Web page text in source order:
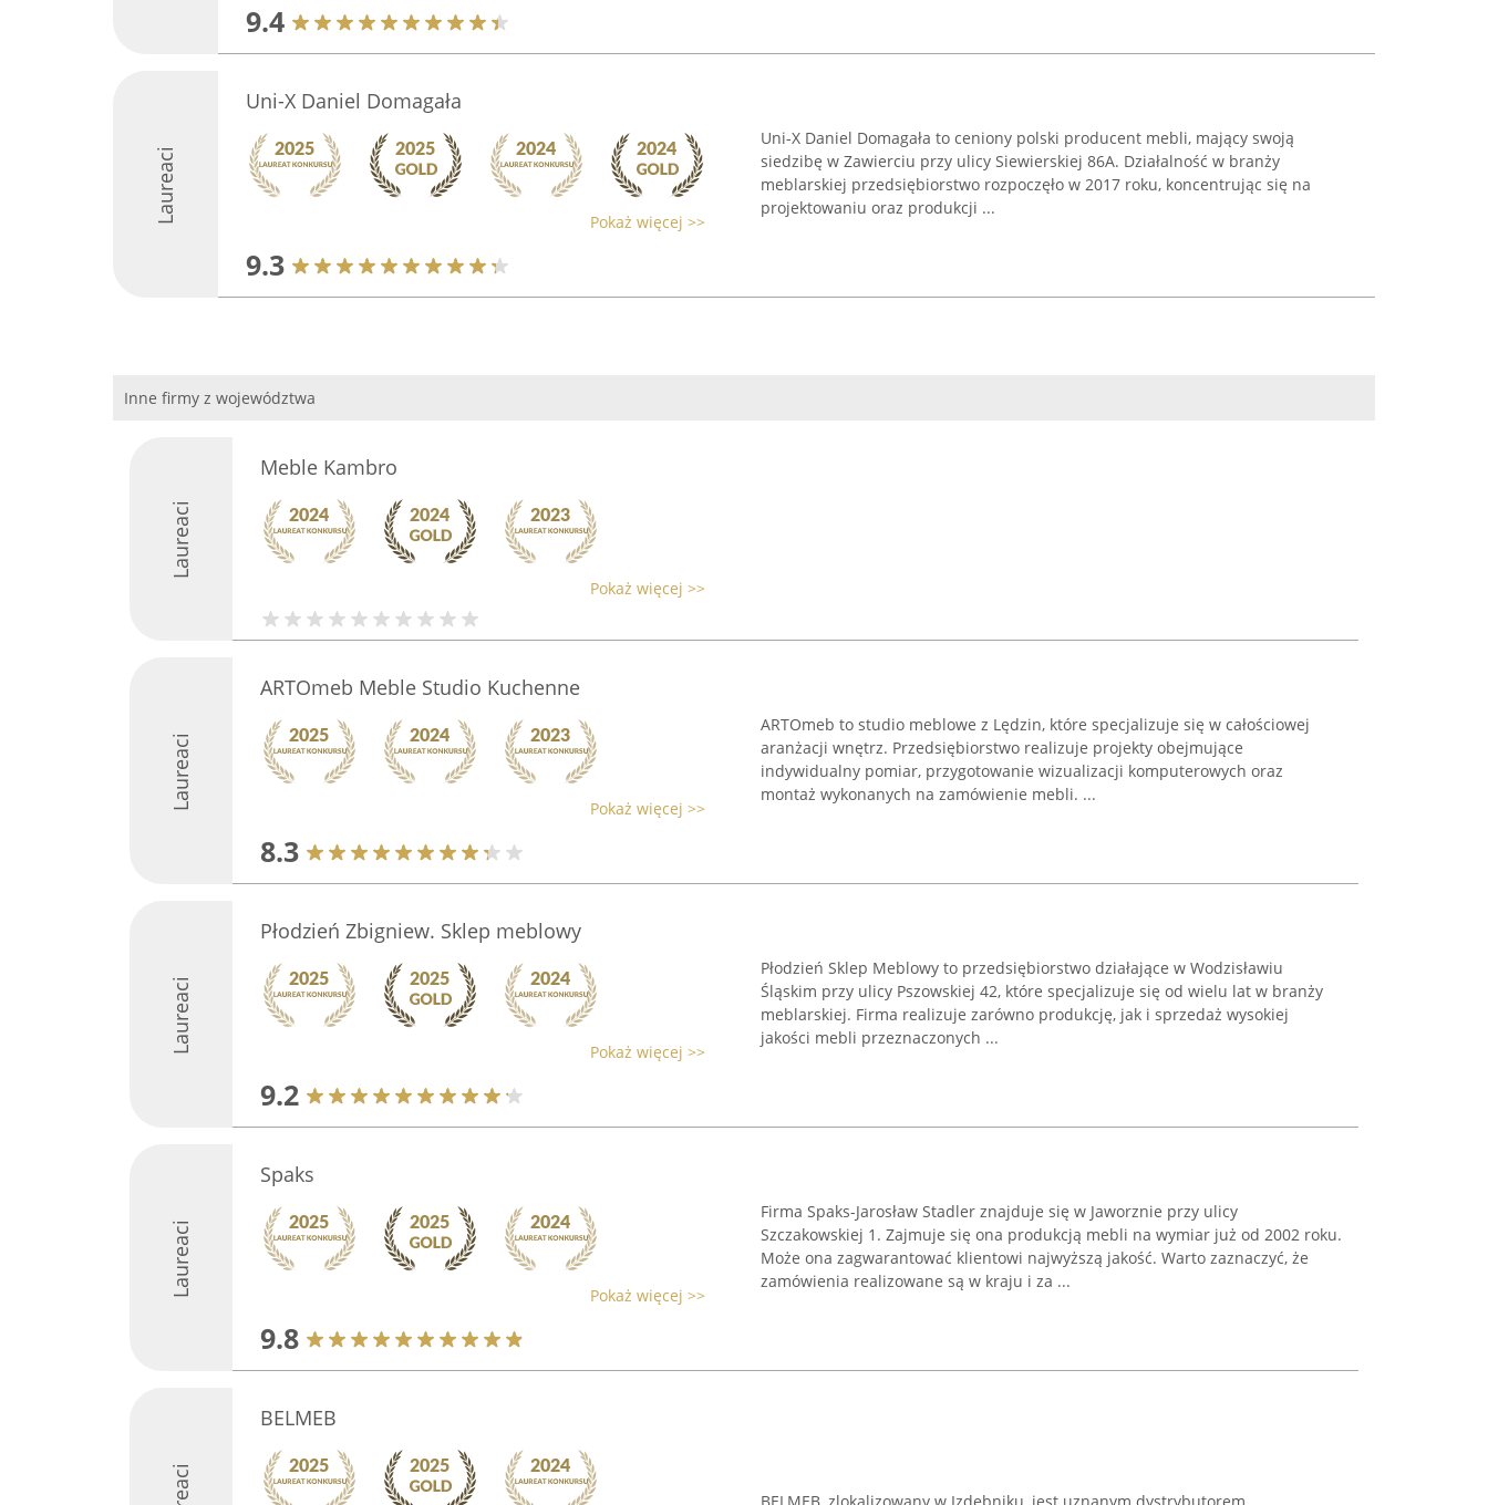
9.4
Laureaci
Uni-X Daniel Domagała
Pokaż więcej >>
9.3
Uni-X Daniel Domagała to ceniony polski producent mebli, mający swoją
siedzibę w Zawierciu przy ulicy Siewierskiej 86A. Działalność w branży
meblarskiej przedsiębiorstwo rozpoczęło w 2017 roku, koncentrując się na
projektowaniu oraz produkcji ...
Inne firmy z województwa
Laureaci
Meble Kambro
Pokaż więcej >>
Laureaci
ARTOmeb Meble Studio Kuchenne
Pokaż więcej >>
8.3
ARTOmeb to studio meblowe z Lędzin, które specjalizuje się w całościowej
aranżacji wnętrz. Przedsiębiorstwo realizuje projekty obejmujące
indywidualny pomiar, przygotowanie wizualizacji komputerowych oraz
montaż wykonanych na zamówienie mebli. ...
Laureaci
Płodzień Zbigniew. Sklep meblowy
Pokaż więcej >>
9.2
Płodzień Sklep Meblowy to przedsiębiorstwo działające w Wodzisławiu
Śląskim przy ulicy Pszowskiej 42, które specjalizuje się od wielu lat w branży
meblarskiej. Firma realizuje zarówno produkcję, jak i sprzedaż wysokiej
jakości mebli przeznaczonych ...
Laureaci
Spaks
Pokaż więcej >>
9.8
Firma Spaks-Jarosław Stadler znajduje się w Jaworznie przy ulicy
Szczakowskiej 1. Zajmuje się ona produkcją mebli na wymiar już od 2002 roku.
Może ona zagwarantować klientowi najwyższą jakość. Warto zaznaczyć, że
zamówienia realizowane są w kraju i za ...
BELMEB